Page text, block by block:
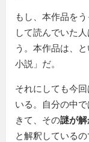
もし、本作品を
して読んでいた
う。本作品は、
小説」だ。
それにしても今回
いる。自分の中
きて、その謎が解
と解釈している